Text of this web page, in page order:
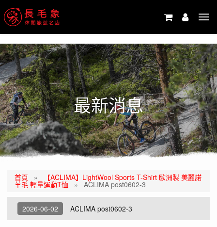
最新消息
首頁 » 【ACLIMA】LightWool Sports T-Shirt 歐洲製 美麗諾
羊毛 輕量運動T恤 » ACLIMA post0602-3
2026-06-02 ACLIMA post0602-3